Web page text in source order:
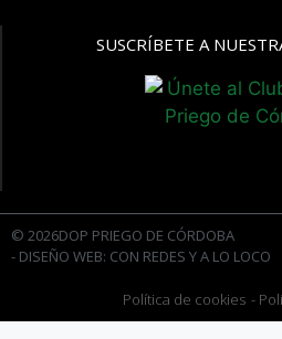
SUSCRÍBETE A
© 2026DOP PRIEGO DE CÓRDOBA
- DISEÑO WEB: CON REDES Y A LO LOCO
Política de cookies -